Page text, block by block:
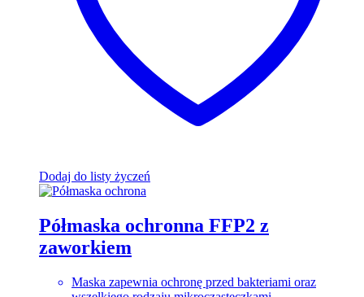
Dodaj do listy życzeń
Półmaska ochronna FFP2 z
zaworkiem
Maska zapewnia ochronę przed bakteriami oraz